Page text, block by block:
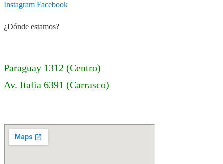
Instagram Facebook
¿Dónde estamos?
Paraguay 1312 (Centro)
Av. Italia 6391 (Carrasco)